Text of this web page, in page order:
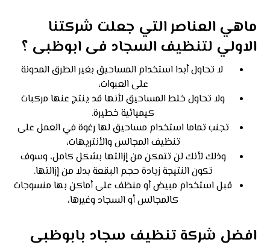
ماهي العناصر التي جعلت شركتنا
الاولي لتنظيف السجاد فى ابوظبى ؟
لا تحاول أبدا استخدام المساحيق بغير الطرق المدونة
على العبوات،
ولا تحاول خلط المساحيق لأنها قد ينتج عنها مركبات
كيميائية خطيرة.
تجنب تماما استخدام مساحيق لها رغوة في العمل على
تنظيف المجالس والأنتريهات،
وذلك لأنك لن تتمكن من إزالتها بشكل كامل، وسوف
تكون النتيجة زيادة حجم البقعة بدلا من إزالتها.
قبل استخدام مبيض أو منظف على أماكن بها منسوجات
كالمجالس أو السجاد وغيرها،
افضل شركة تنظيف سجاد بابوظبى